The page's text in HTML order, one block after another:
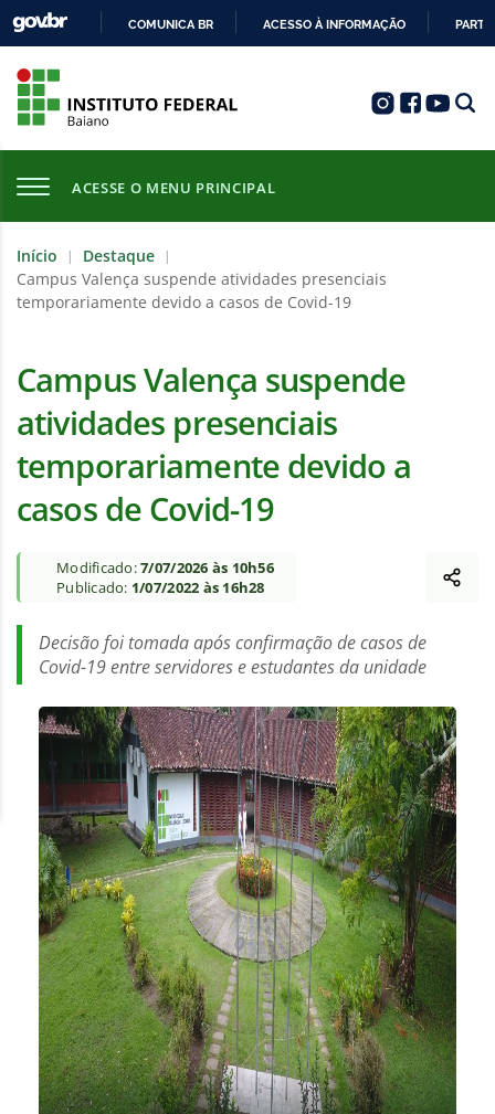
COMUNICA BR ACESSO À INFORMAÇÃO
ACESSE O MENU PRINCIPAL
Início | Destaque |
Campus Valença suspende atividades presenciais
temporariamente devido a casos de Covid-19
Campus Valença suspende
atividades presenciais
temporariamente devido a
casos de Covid-19
Modificado:7/07/2026 às 10h56
Publicado: 1/07/2022 às 16h28
Decisão foi tomada após confirmação de casos de
Covid-19 entre servidores e estudantes da unidade